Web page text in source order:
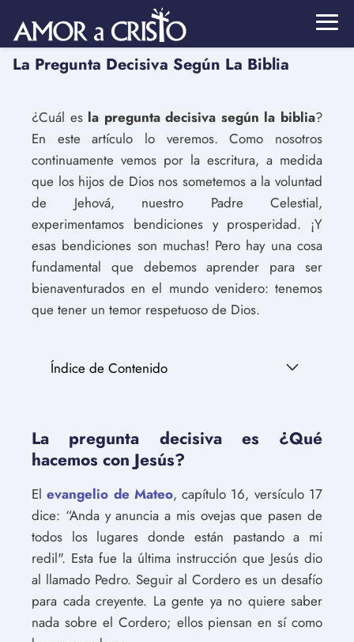
La Pregunta Decisiva Según La Biblia
¿Cuál es la pregunta decisiva según la biblia?
En este artículo lo veremos. Como nosotros
continuamente vemos por la escritura, a medida
que los hijos de Dios nos sometemos a la voluntad
de Jehová, nuestro Padre Celestial,
experimentamos bendiciones y prosperidad. ¡Y
esas bendiciones son muchas! Pero hay una cosa
fundamental que debemos aprender para ser
bienaventurados en el mundo venidero: tenemos
que tener un temor respetuoso de Dios.
Índice de Contenido
La pregunta decisiva es ¿Qué
hacemos con Jesús?
Elevangelio de Mateo, capítulo 16, versículo 17
dice: “Anda y anuncia a mis ovejas que pasen de
todos los lugares donde están pastando a mi
redil". Esta fue la última instrucción que Jesús dio
al llamado Pedro. Seguir al Cordero es un desafío
para cada creyente. La gente ya no quiere saber
nada sobre el Cordero; ellos piensan en sí como